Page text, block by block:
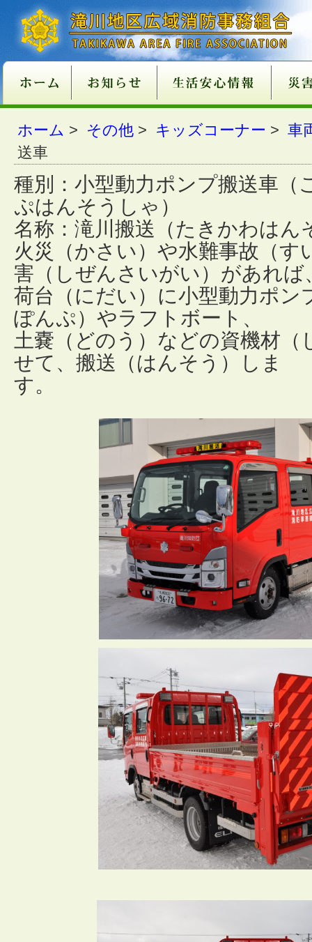
新庁舎情報
入札情報
職員採用情報
各種申請・届出用紙
講習・試験案内
地方分権改革一括法
関係条例整備
違反対象物公表制度
適マーク制度 火災予防 火災
消火
火災
住宅
いて
住宅
店
過去
住宅
功事例
催し
条例
心肺
異物
止血法
ＡＥ
救急
医療
患者
て
１１９番 １１
１１
い
携帯
番に
救急
いて
ご注意 古い
消火
ついて
住宅
適正
ガス
につ
ホー
につ
消火
準の
組合
過去
ホーム > その他 > キッズコーナー > 車
送車
種別：小型動力ポンプ搬送車（
ぷはんそうしゃ）
名称：滝川搬送（たきかわはん
火災（かさい）や水難事故（す
害（しぜんさいがい）があれば
荷台（にだい）に小型動力ポン
ぽんぷ）やラフトボート、
土嚢（どのう）などの資機材（
せて、搬送（はんそう）しま
す。